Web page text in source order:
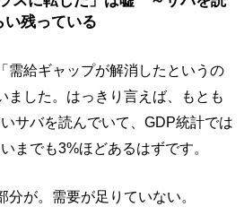
い残っている
需給ギャップが解消したというの
ました。はっきり言えば、もとも
サバを読んでいて、GDP統計では
までも3%ほどあるはずです。
が。需要が足りていない。